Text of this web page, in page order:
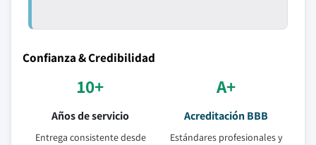
Confianza & Credibilidad
10+
Años de servicio
Entrega consistente desde
A+
Acreditación BBB
Estándares profesionales y